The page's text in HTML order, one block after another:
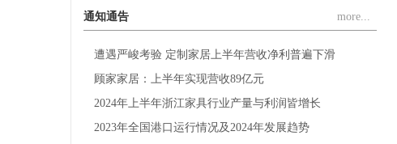
通知通告 more...
遭遇严峻考验 定制家居上半年营收净利普遍下滑
顾家家居：上半年实现营收89亿元
2024年上半年浙江家具行业产量与利润皆增长
2023年全国港口运行情况及2024年发展趋势